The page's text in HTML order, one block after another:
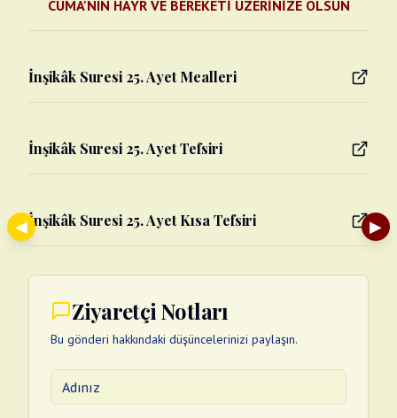
CUMA'NIN HAYR VE BEREKETİ ÜZERİNİZE OLSUN
İnşikâk Suresi 25. Ayet Mealleri
İnşikâk Suresi 25. Ayet Tefsiri
İnşikâk Suresi 25. Ayet Kısa Tefsiri
Ziyaretçi Notları
Bu gönderi hakkındaki düşüncelerinizi paylaşın.
◀ ▶